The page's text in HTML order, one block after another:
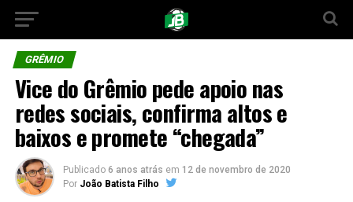
GRÊMIO
Vice do Grêmio pede apoio nas
redes sociais, confirma altos e
baixos e promete “chegada”
Publicado 6 anos atrás em 12 de novembro de 2020
Por João Batista Filho